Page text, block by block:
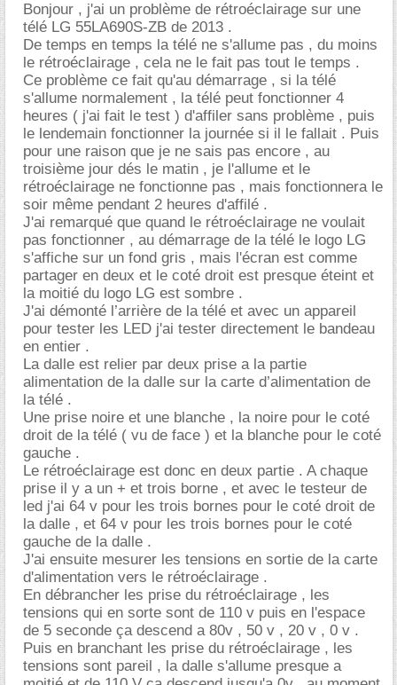
Bonjour , j'ai un problème de rétroéclairage sur une
télé LG 55LA690S-ZB de 2013 .
De temps en temps la télé ne s'allume pas , du moins
le rétroéclairage , cela ne le fait pas tout le temps .
Ce problème ce fait qu'au démarrage , si la télé
s'allume normalement , la télé peut fonctionner 4
heures ( j'ai fait le test ) d'affiler sans problème , puis
le lendemain fonctionner la journée si il le fallait . Puis
pour une raison que je ne sais pas encore , au
troisième jour dés le matin , je l'allume et le
rétroéclairage ne fonctionne pas , mais fonctionnera le
soir même pendant 2 heures d'affilé .
J'ai remarqué que quand le rétroéclairage ne voulait
pas fonctionner , au démarrage de la télé le logo LG
s'affiche sur un fond gris , mais l'écran est comme
partager en deux et le coté droit est presque éteint et
la moitié du logo LG est sombre .
J'ai démonté l’arrière de la télé et avec un appareil
pour tester les LED j'ai tester directement le bandeau
en entier .
La dalle est relier par deux prise a la partie
alimentation de la dalle sur la carte d’alimentation de
la télé .
Une prise noire et une blanche , la noire pour le coté
droit de la télé ( vu de face ) et la blanche pour le coté
gauche .
Le rétroéclairage est donc en deux partie . A chaque
prise il y a un + et trois borne , et avec le testeur de
led j'ai 64 v pour les trois bornes pour le coté droit de
la dalle , et 64 v pour les trois bornes pour le coté
gauche de la dalle .
J'ai ensuite mesurer les tensions en sortie de la carte
d'alimentation vers le rétroéclairage .
En débrancher les prise du rétroéclairage , les
tensions qui en sorte sont de 110 v puis en l'espace
de 5 seconde ça descend a 80v , 50 v , 20 v , 0 v .
Puis en branchant les prise du rétroéclairage , les
tensions sont pareil , la dalle s'allume presque a